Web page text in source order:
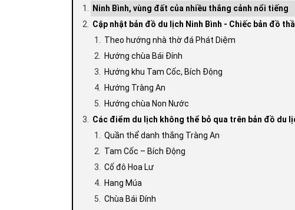
Ninh Bình, vùng đất của nhiều thắng cảnh nổi tiếng
Cập nhật bản đồ du lịch Ninh Bình - Chiếc bản đồ
Theo hướng nhà thờ đá Phát Diệm
Hướng chùa Bái Đính
Hướng khu Tam Cốc, Bích Động
Hướng Tràng An
Hướng chùa Non Nước
Các điểm du lịch không thể bỏ qua trên bản đồ du
Quần thể danh thắng Tràng An
Tam Cốc – Bích Động
Cố đô Hoa Lư
Hang Múa
Chùa Bái Đính